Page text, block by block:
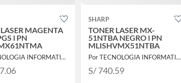
MAGENTA
l PN
Por TECNOLOGIA INFORMATICA Y CONSULTORIA
SHARP
TONER LASER MX-
51NTBA NEGRO l PN
MLISHVMX51NTBA
Por TECNOLOGIA INFORMATICA Y CONSULTORIA
S/ 740.59